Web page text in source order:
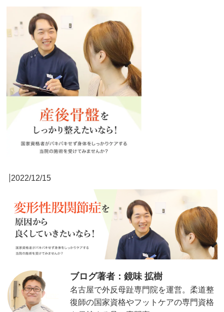
2022/12/15
ブログ著者：鏡味 拡樹
名古屋で外反母趾専門院を運営。柔道整
復師の国家資格やフットケアの専門資格